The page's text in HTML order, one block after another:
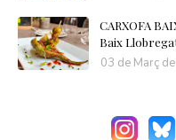
CARXOFA
Baix
03 de Març